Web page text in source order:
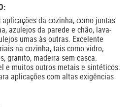
da cozinha, como juntas
azulejos da parede e chão, lava-
umas às outras. Excelente
na cozinha, tais como vidro,
granito, madeira sem casca.
e muitos outros metais e sintéticos.
aplicações com altas exigências